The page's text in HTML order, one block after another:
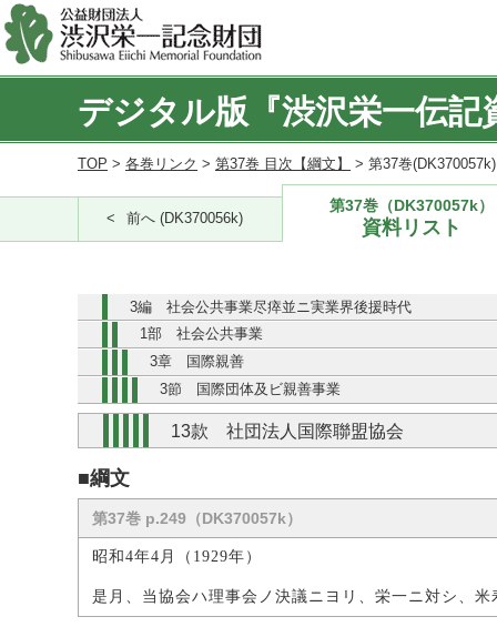
デジタル版『渋沢栄一伝記
TOP > 各巻リンク > 第37巻 目次【綱文】 > 第37巻
前へ (DK370056k)
第37巻（DK370057k）
資料リスト
3編 社会公共事業尽瘁並ニ実業界後援時代
1部 社会公共事業
3章 国際親善
3節 国際団体及ビ親善事業
13款 社団法人国際聯盟協会
■綱文
第37巻 p.249（DK370057k）
昭和4年4月（1929年）
是月、当協会ハ理事会ノ決議ニヨリ、栄一ニ対シ、